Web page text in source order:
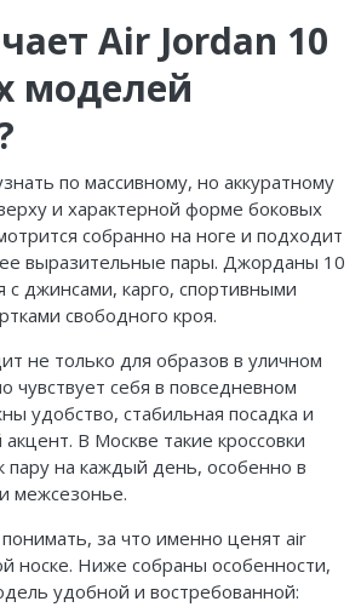
Air Jordan 10
моделей
по массивному, но аккуратному
и характерной форме боковых
собранно на ноге и подходит
выразительные пары. Джорданы 10
с джинсами, карго, спортивными
свободного кроя.
не только для образов в уличном
чувствует себя в повседневном
удобство, стабильная посадка и
В Москве такие кроссовки
пару на каждый день, особенно в
межсезонье.
за что именно ценят air
носке. Ниже собраны особенности,
удобной и востребованной: